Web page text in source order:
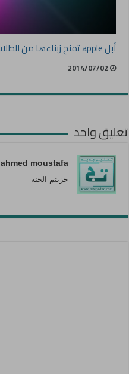
أبل apple تمنح زبناءها من الطلاب هدايا بقيمة 100 دولار
2014/07/02
تعليق واحد
ahmed moustafa
جزيتم الجنة